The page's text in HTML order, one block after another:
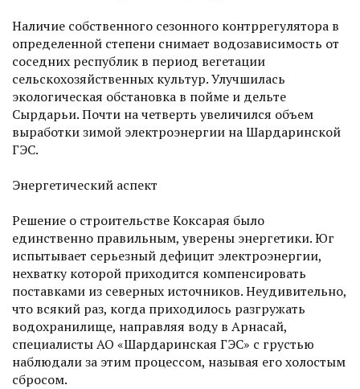
Наличие собственного сезонного контррегулятора в
определенной степени снимает водозависимость от
соседних республик в период вегетации
сельскохозяйственных культур. Улучшилась
экологическая обстановка в пойме и дельте
Сырдарьи. Почти на четверть увеличился объем
выработки зимой электроэнергии на Шардаринской
ГЭС.
Энергетический аспект
Решение о строительстве Коксарая было
единственно правильным, уверены энергетики. Юг
испытывает серьезный дефицит электроэнергии,
нехватку которой приходится компенсировать
поставками из северных источников. Неудивительно,
что всякий раз, когда приходилось разгружать
водохранилище, направляя воду в Арнасай,
специалисты АО «Шардаринская ГЭС» с грустью
наблюдали за этим процессом, называя его холостым
сбросом.